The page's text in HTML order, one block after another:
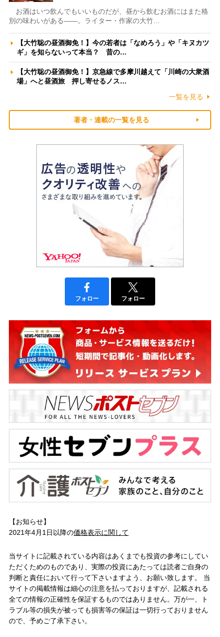
お酒はいつ飲んでもいいものだが、昼から飲むお酒にはまた格
別の味わいがある――。ライター・作家の大竹…
【大竹聡の昼酒御免！】今の若者は「なめろう」や「キヌカツ
ギ」を知らないって本当？ 昔の…
【大竹聡の昼酒御免！】京急線で多摩川越えて「川崎の大衆酒
場」へと昼酒旅 押し寄せるノス…
一覧を見る
著者・連載の一覧を見る
フォロー フォロー
【お知らせ】
2021年4月1日以降の価格表示に関して
当サイトに記載されている内容はあくまでも投資の参考にしてい
ただくためのものであり、実際の投資にあたっては読者ご自身の
判断と責任において行って下さいますよう、お願い致します。 当
サイトの掲載情報は細心の注意を払っておりますが、記載される
全ての情報の正確性を保証するものではありません。万が一、ト
ラブル等の損失が被っても損害等の保証は一切行っておりません
ので、予めご了承下さい。